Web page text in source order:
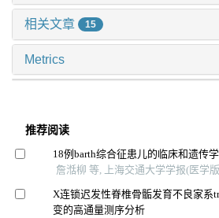
相关文章 15
Metrics
推荐阅读
18例barth综合征患儿的临床和遗传
詹湉柳 等, 上海交通大学学报(医学
X连锁迟发性脊椎骨骺发育不良家系
变的高通量测序分析